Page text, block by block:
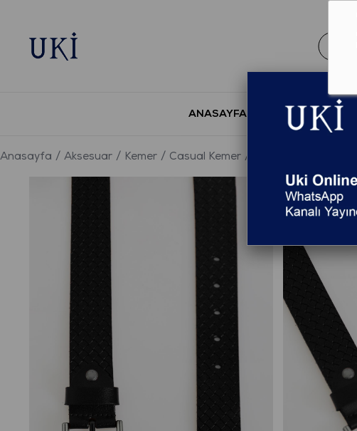
ANASAYFA YENİ SEZON
Anasayfa Aksesuar Kemer Casual Kemer